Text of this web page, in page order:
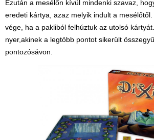
Ezután a mesélőn kívül mindenki szavaz,
eredeti kártya, azaz melyik indult a
vége, ha a pakliból felhúztuk az utolsó
nyer,akinek a legtöbb pontot sikerült
pontozósávon.